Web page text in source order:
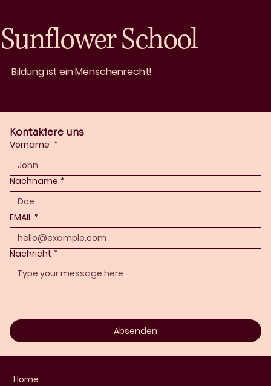
Sunflower School
Bildung ist ein Menschenrecht!
Home
Kontakiere uns
Vorname *
Nachname *
EMAIL *
Nachricht *
Absenden